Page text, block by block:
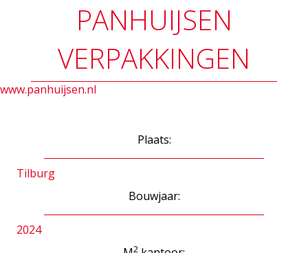
PANHUIJSEN
VERPAKKINGEN
www.panhuijsen.nl
Plaats:
Tilburg
Bouwjaar:
2024
2